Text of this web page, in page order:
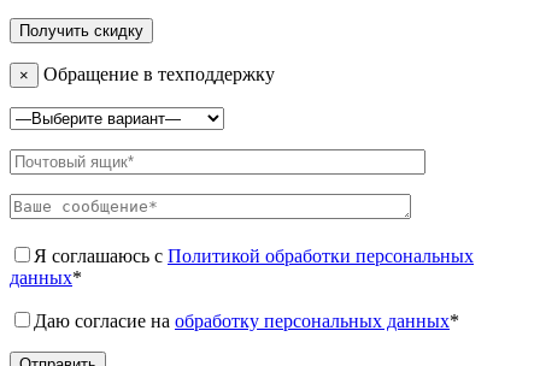
× Обращение в техподдержку
Я соглашаюсь с Политикой обработки персональных
данных*
Даю согласие на обработку персональных данных*